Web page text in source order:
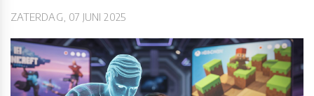
ZATERDAG, 07 JUNI 2025